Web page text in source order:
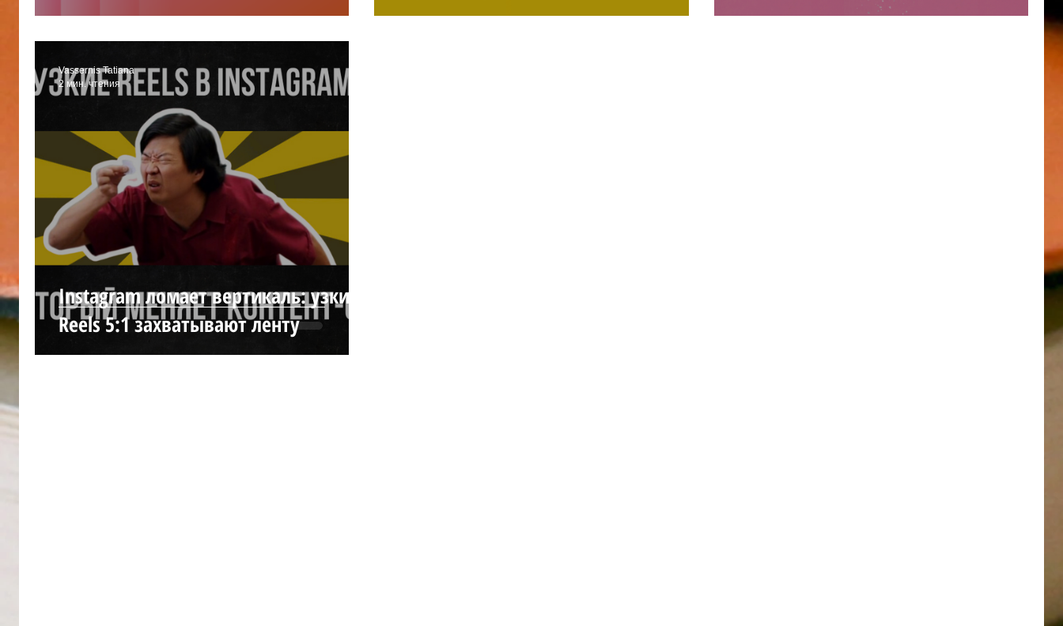
Instagram ломает вертикаль: узкие
Reels 5:1 захватывают ленту
Vassernis Tatiana
2 мин. чтения